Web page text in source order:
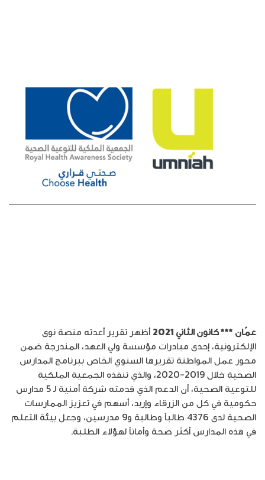
عمّان *** كانون الثاني 2021
أظهر تقرير أعدته منصة نوى
الإلكترونية، إحدى مبادرات مؤسسة ولي العهد، المندرجة ضمن
محور عمل المواطنة تقريرها السنوي الخاص ببرنامج المدارس
الصحية خلال 2019-2020، والذي تنفذه الجمعية الملكية
للتوعية الصحية، أن الدعم الذي قدمته شركة أمنية لـ 5 مدارس
حكومية في كل من الزرقاء وإربد، أسهم في تعزيز الممارسات
الصحية لدى 4376 طالباً وطالبة و9 مدرسين، وجعل بيئة التعلم
في هذه المدارس أكثر صحة وأماناً لهؤلاء الطلبة.